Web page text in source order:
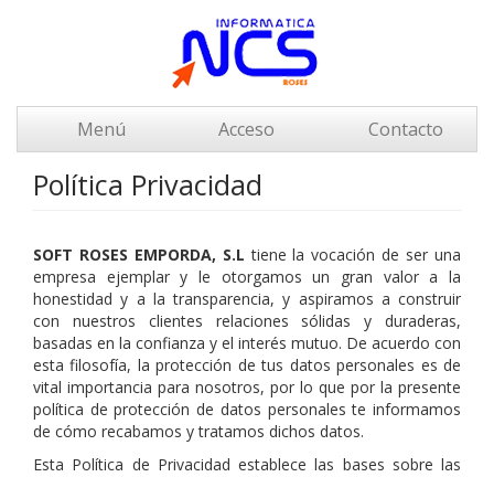
Menú Acceso Contacto
Política Privacidad
SOFT ROSES EMPORDA, S.L tiene la vocación de ser una
empresa ejemplar y le otorgamos un gran valor a la
honestidad y a la transparencia, y aspiramos a construir
con nuestros clientes relaciones sólidas y duraderas,
basadas en la confianza y el interés mutuo. De acuerdo con
esta filosofía, la protección de tus datos personales es de
vital importancia para nosotros, por lo que por la presente
política de protección de datos personales te informamos
de cómo recabamos y tratamos dichos datos.
Esta Política de Privacidad establece las bases sobre las